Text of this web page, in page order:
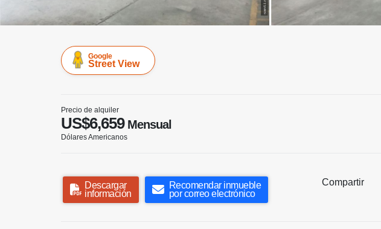
Google
Street View
Precio de alquiler
US$6,659Mensual
Dólares Americanos
Descargar
información
Recomendar inmueble
por correo electrónico
Compartir